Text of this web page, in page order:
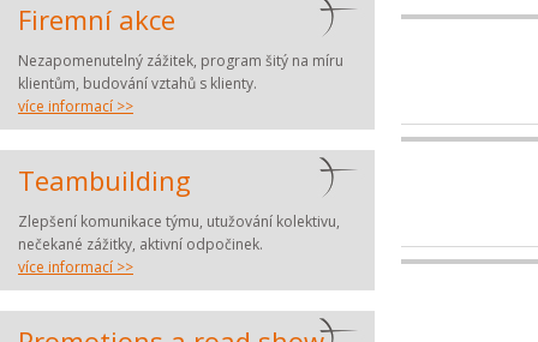
Firemní akce
Nezapomenutelný zážitek, program šitý na míru
klientům, budování vztahů s klienty.
více informací >>
Teambuilding
Zlepšení komunikace týmu, utužování kolektivu,
nečekané zážitky, aktivní odpočinek.
více informací >>